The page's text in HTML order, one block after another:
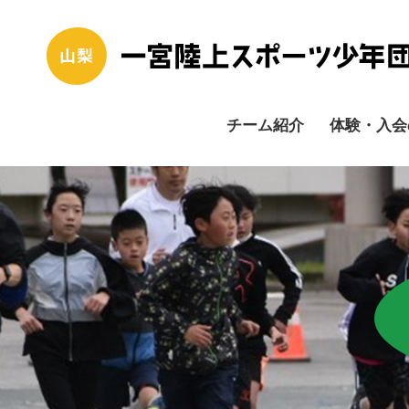
チーム紹介 体験・入